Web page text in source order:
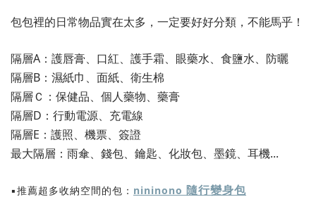
包包裡的日常物品實在太多，一定要好好分類，不能馬乎！
隔層A：護唇膏、口紅、護手霜、眼藥水、食鹽水、防曬
隔層B：濕紙巾、面紙、衛生棉
隔層Ｃ：保健品、個人藥物、藥膏
隔層D：行動電源、充電線
隔層E：護照、機票、簽證
最大隔層：雨傘、錢包、鑰匙、化妝包、墨鏡、耳機...
▪️推薦超多收納空間的包： nininono 隨行變身包